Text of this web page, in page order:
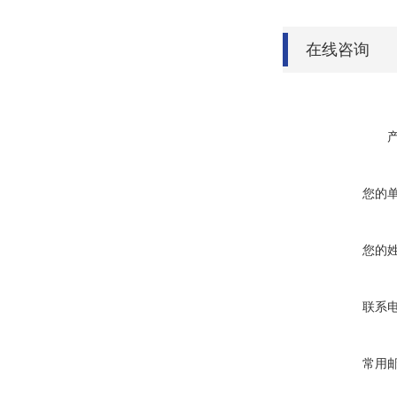
在线咨询
您的
您的
联系
常用